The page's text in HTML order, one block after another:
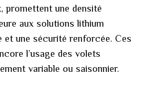
promettent une densité
aux solutions lithium
et une sécurité renforcée. Ces
l’usage des volets
variable ou saisonnier.